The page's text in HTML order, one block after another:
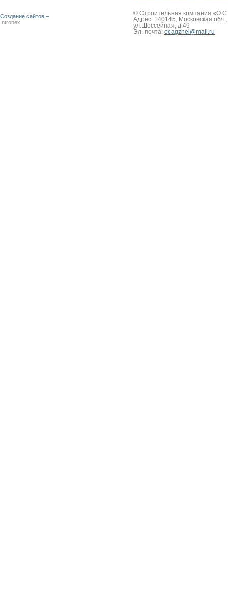
Создание сайтов –
Intronex
© Строительная компания
Адрес: 140145, Московская
ул.Шоссейная, д.49
Эл. почта: ocagzhel@mail.ru